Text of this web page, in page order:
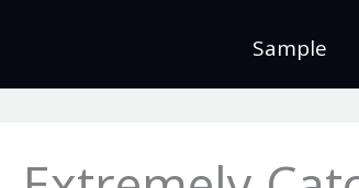
Sample